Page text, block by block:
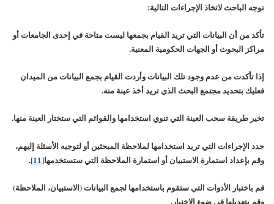
توجه الباحث لاتخاذ الإجراءات التالية:
تأكد من أن البيانات التي تريد القيام بجمعها ليست متاحة في إحدى الجامعات أو
مراكز البحوث أو الجهات الحكومية المعنية.
إذا تأكدت من عدم وجود تلك البيانات وأردت القيام بجمع البيانات من الميدان
فعليك بتحديد مجتمع البحث الذي تريد أخذ عينة منه.
تخير طريقة سحب العينة التي تنوي استخدامها والقوائم التي ستختار العينة منها.
حدد الإجراءات التي تريد استخدامها لملاحظة المبحثين أو لتوجيه الأسئلة إليهم،
وقم بإعداد استمارة الاستبيان أو استمارة الملاحظة التي ستستخدمها[11]
.
قم باختبار الأدوات التي ستقوم باستخدامها لجمع البيانات (الاستبيان، الملاحظة)
وقم بتعديلها في ضوء الاختبار.